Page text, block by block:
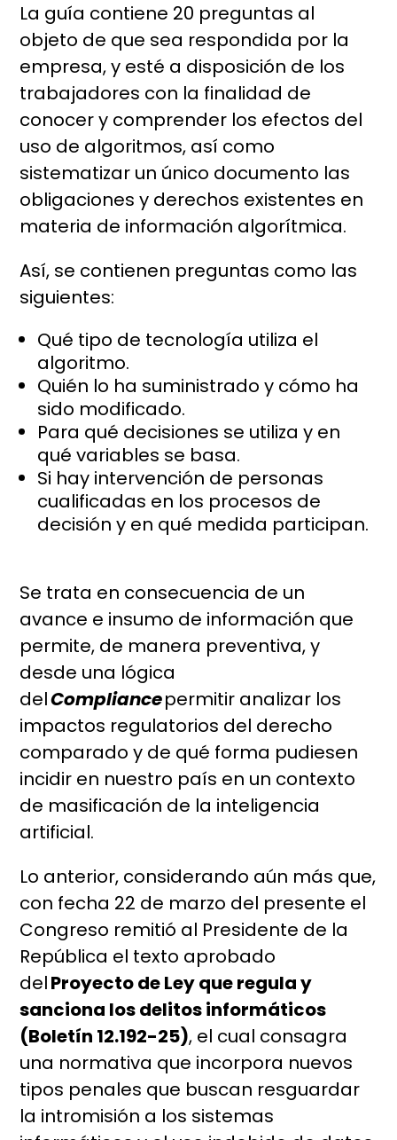
La guía contiene 20 preguntas al
objeto de que sea respondida por la
empresa, y esté a disposición de los
trabajadores con la finalidad de
conocer y comprender los efectos del
uso de algoritmos, así como
sistematizar un único documento las
obligaciones y derechos existentes en
materia de información algorítmica.
Así, se contienen preguntas como las
siguientes:
Qué tipo de tecnología utiliza el
algoritmo.
Quién lo ha suministrado y cómo ha
sido modificado.
Para qué decisiones se utiliza y en
qué variables se basa.
Si hay intervención de personas
cualificadas en los procesos de
decisión y en qué medida participan.
Se trata en consecuencia de un
avance e insumo de información que
permite, de manera preventiva, y
desde una lógica
delCompliancepermitir analizar los
impactos regulatorios del derecho
comparado y de qué forma pudiesen
incidir en nuestro país en un contexto
de masificación de la inteligencia
artificial.
Lo anterior, considerando aún más que,
con fecha 22 de marzo del presente el
Congreso remitió al Presidente de la
República el texto aprobado
delProyecto de Ley que regula y
sanciona los delitos informáticos
(Boletín 12.192-25), el cual consagra
una normativa que incorpora nuevos
tipos penales que buscan resguardar
la intromisión a los sistemas